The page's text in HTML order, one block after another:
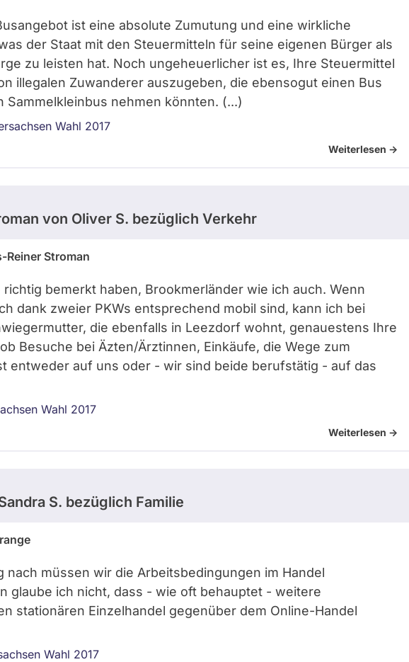
ist eine absolute Zumutung und eine wirkliche
der Staat mit den Steuermitteln für seine eigenen Bürger als
zu leisten hat. Noch ungeheuerlicher ist es, Ihre Steuermittel
illegalen Zuwanderer auszugeben, die ebensogut einen Bus
Sammelkleinbus nehmen könnten. (...)
Wahl 2017
Weiterlesen ->
von Oliver S. bezüglich Verkehr
Reiner Stroman
richtig bemerkt haben, Brookmerländer wie ich auch. Wenn
dank zweier PKWs entsprechend mobil sind, kann ich bei
die ebenfalls in Leezdorf wohnt, genauestens Ihre
Besuche bei Äzten/Ärztinnen, Einkäufe, die Wege zum
entweder auf uns oder - wir sind beide berufstätig - auf das
Wahl 2017
Weiterlesen ->
S. bezüglich Familie
nach müssen wir die Arbeitsbedingungen im Handel
glaube ich nicht, dass - wie oft behauptet - weitere
stationären Einzelhandel gegenüber dem Online-Handel
Wahl 2017